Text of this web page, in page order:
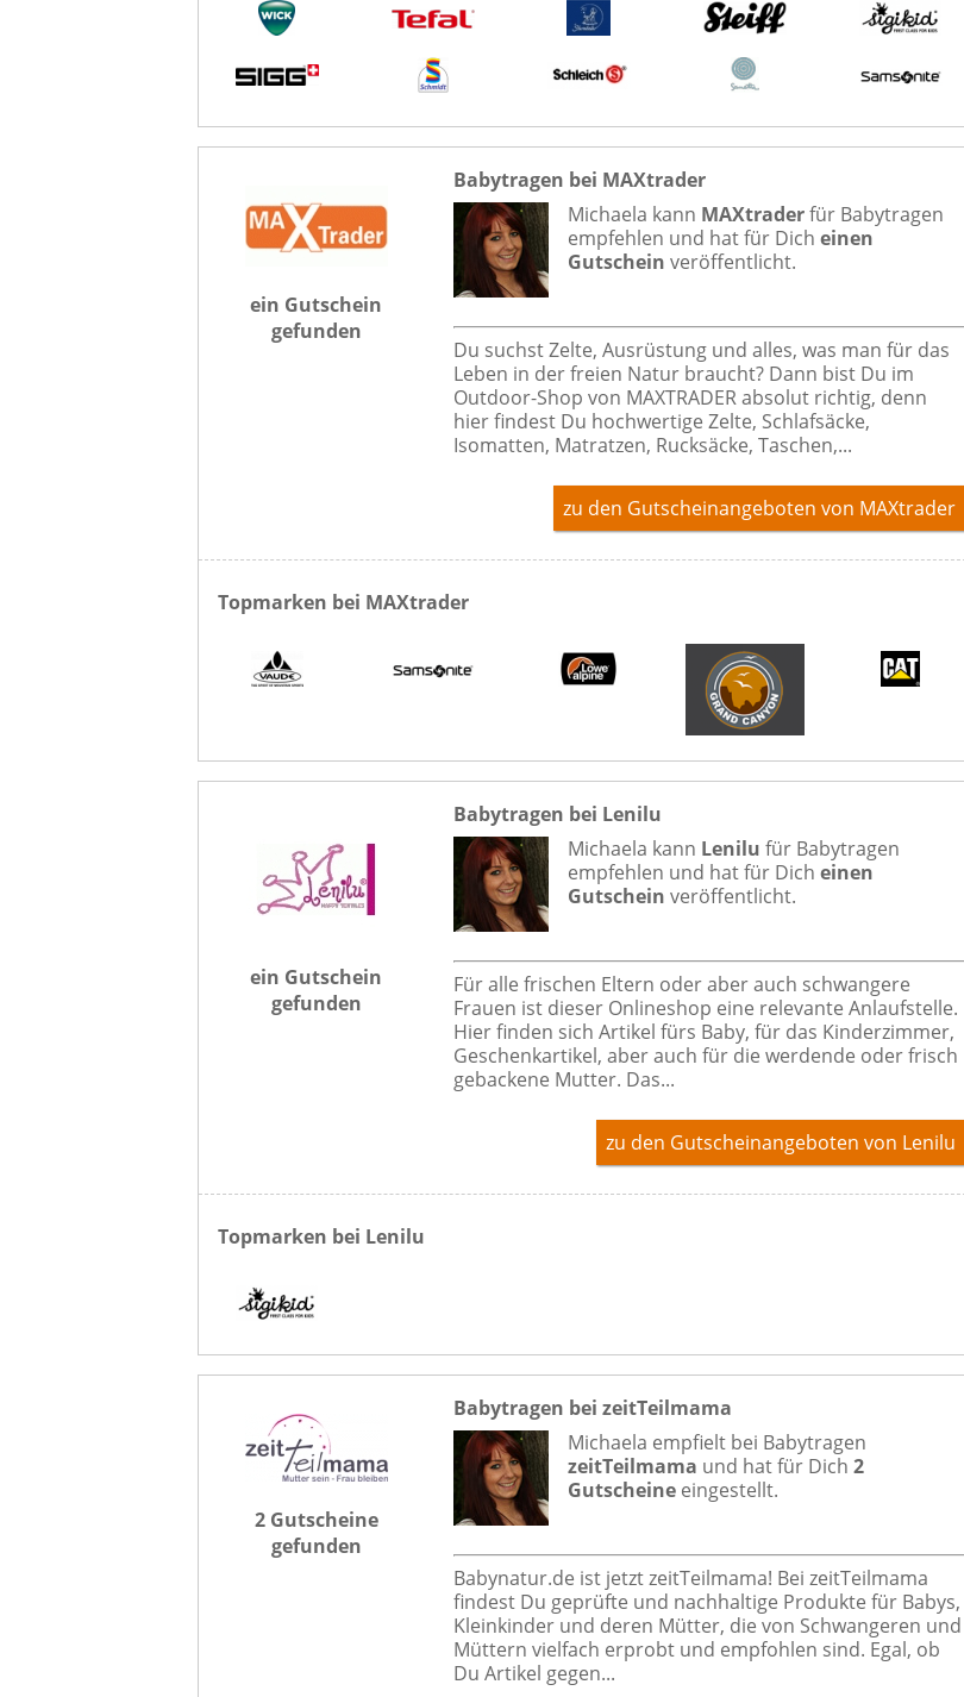
ein Gutschein
gefunden
Babytragen bei MAXtrader
Michaela kann MAXtraderfür Babytragen
empfehlen und hat für Dich einen
Gutschein veröffentlicht.
Du suchst Zelte, Ausrüstung und alles, was man für das
Leben in der freien Natur braucht? Dann bist Du im
Outdoor-Shop von MAXTRADER absolut richtig, denn
hier findest Du hochwertige Zelte, Schlafsäcke,
Isomatten, Matratzen, Rucksäcke, Taschen,...
zu den Gutscheinangeboten von MAXtrader
Topmarken bei MAXtrader
ein Gutschein
gefunden
Babytragen bei Lenilu
Michaela kann Lenilu für Babytragen
empfehlen und hat für Dich einen
Gutschein veröffentlicht.
Für alle frischen Eltern oder aber auch schwangere
Frauen ist dieser Onlineshop eine relevante Anlaufstelle.
Hier finden sich Artikel fürs Baby, für das Kinderzimmer,
Geschenkartikel, aber auch für die werdende oder frisch
gebackene Mutter. Das...
zu den Gutscheinangeboten von Lenilu
Topmarken bei Lenilu
2 Gutscheine
gefunden
Babytragen bei zeitTeilmama
Michaela empfielt bei Babytragen
zeitTeilmama und hat für Dich 2
Gutscheineeingestellt.
Babynatur.de ist jetzt zeitTeilmama! Bei zeitTeilmama
findest Du geprüfte und nachhaltige Produkte für Babys,
Kleinkinder und deren Mütter, die von Schwangeren und
Müttern vielfach erprobt und empfohlen sind. Egal, ob
Du Artikel gegen...